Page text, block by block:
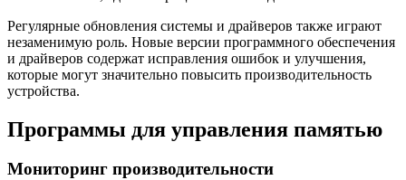
Регулярные обновления системы и драйверов также играют
незаменимую роль. Новые версии программного обеспечения
и драйверов содержат исправления ошибок и улучшения,
которые могут значительно повысить производительность
устройства.
Программы для управления памятью
Мониторинг производительности